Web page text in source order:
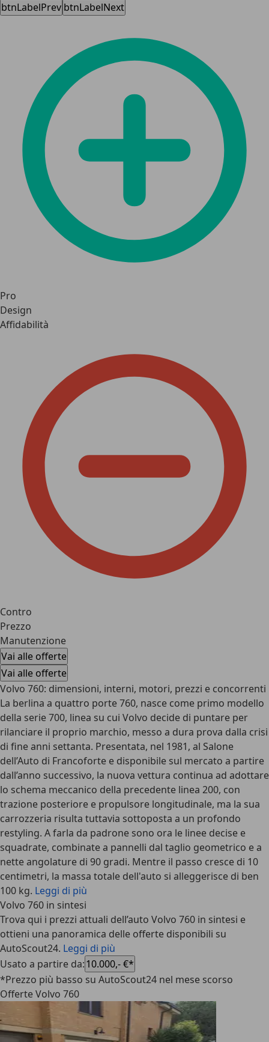
btnLabelPrev btnLabelNext
Pro
Design
Affidabilità
Contro
Prezzo
Manutenzione
Vai alle offerte
Vai alle offerte
Volvo 760: dimensioni, interni, motori, prezzi e concorrenti
La berlina a quattro porte 760, nasce come primo modello
della serie 700, linea su cui Volvo decide di puntare per
rilanciare il proprio marchio, messo a dura prova dalla crisi
di fine anni settanta. Presentata, nel 1981, al Salone
dell’Auto di Francoforte e disponibile sul mercato a partire
dall’anno successivo, la nuova vettura continua ad adottare
lo schema meccanico della precedente linea 200, con
trazione posteriore e propulsore longitudinale, ma la sua
carrozzeria risulta tuttavia sottoposta a un profondo
restyling. A farla da padrone sono ora le linee decise e
squadrate, combinate a pannelli dal taglio geometrico e a
nette angolature di 90 gradi. Mentre il passo cresce di 10
centimetri, la massa totale dell'auto si alleggerisce di ben
100 kg. Leggi di più
Volvo 760 in sintesi
Trova qui i prezzi attuali dell’auto Volvo 760 in sintesi e
ottieni una panoramica delle offerte disponibili su
AutoScout24. Leggi di più
Usato a partire da:10.000,- €*
*Prezzo più basso su AutoScout24 nel mese scorso
Offerte Volvo 760